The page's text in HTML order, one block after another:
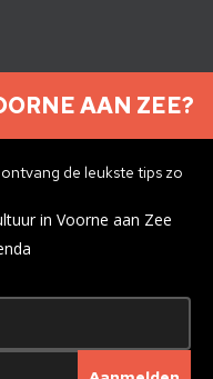
AAN ZEE?
de leukste tips zo
in Voorne aan Zee